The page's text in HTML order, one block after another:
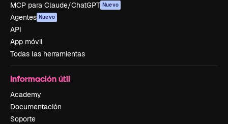
MCP para Claude/ChatGPT Nuevo
Agentes Nuevo
API
App móvil
Todas las herramientas
Información útil
Academy
Documentación
Soporte